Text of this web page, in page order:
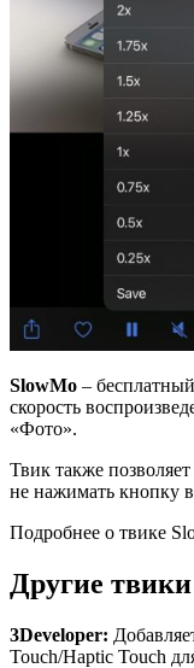
SlowMo –
скорость
«Фото».
Твик также
не нажимать кнопку
Подробнее о твике
Другие твики
3Developer:
Touch/Haptic Touch